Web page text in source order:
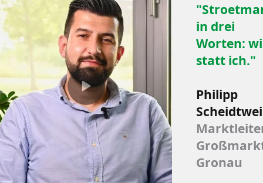
in drei
Worten:
statt ich."
Philipp
Gronau